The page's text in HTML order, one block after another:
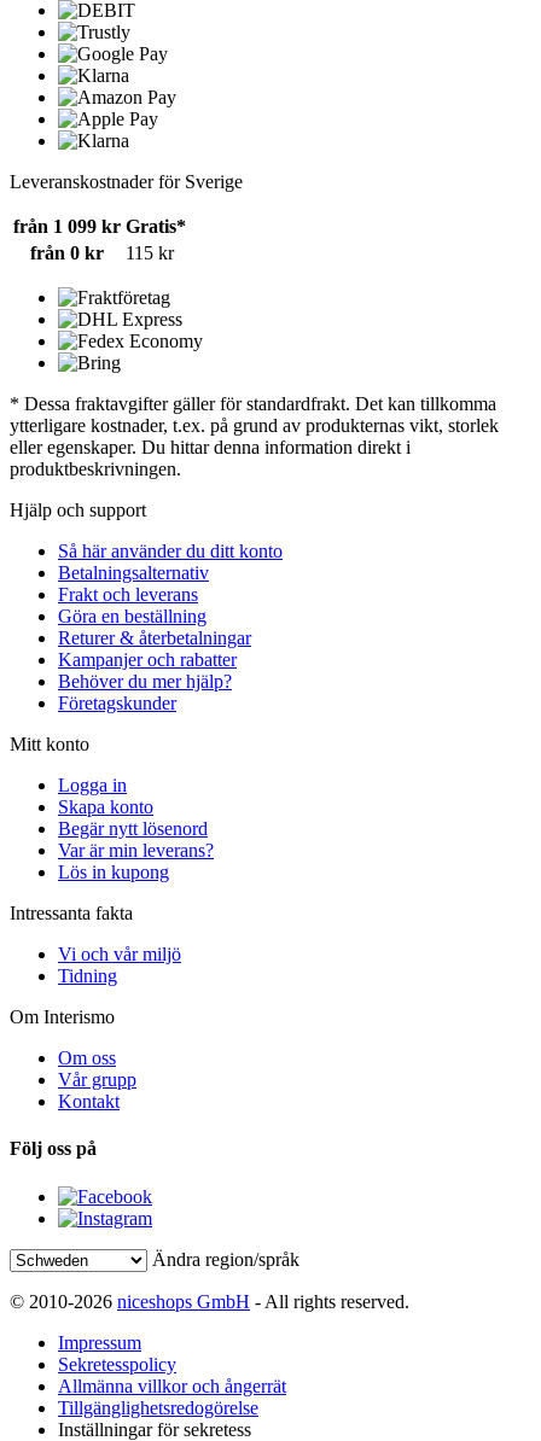
Leveranskostnader för Sverige
från 1 099 kr Gratis*
från 0 kr
115 kr
* Dessa fraktavgifter gäller för standardfrakt. Det kan tillkomma
ytterligare kostnader, t.ex. på grund av produkternas vikt, storlek
eller egenskaper. Du hittar denna information direkt i
produktbeskrivningen.
Hjälp och support
Så här använder du ditt konto
Betalningsalternativ
Frakt och leverans
Göra en beställning
Returer & återbetalningar
Kampanjer och rabatter
Behöver du mer hjälp?
Företagskunder
Mitt konto
Logga in
Skapa konto
Begär nytt lösenord
Var är min leverans?
Lös in kupong
Intressanta fakta
Vi och vår miljö
Tidning
Om Interismo
Om oss
Vår grupp
Kontakt
Följ oss på
Ändra region/språk
© 2010-2026 niceshops GmbH - All rights reserved.
Impressum
Sekretesspolicy
Allmänna villkor och ångerrät
Tillgänglighetsredogörelse
Inställningar för sekretess